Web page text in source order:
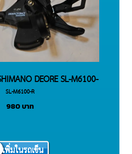
DEORE SL-M6100-
R 12spd
SL-M6100-R
980บาท